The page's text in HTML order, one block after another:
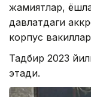
жамиятлар,
давлатдаги
корпус
Тадбир 2023
этади.